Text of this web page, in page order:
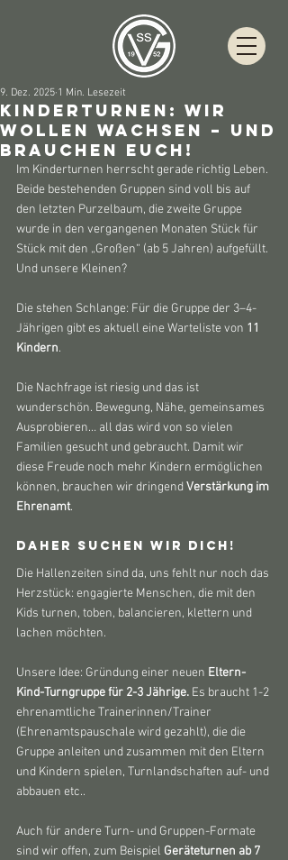
Kinderturnen: Wir
wollen wachsen – und
brauchen euch!
9. Dez. 2025 1 Min. Lesezeit
Im Kinderturnen herrscht gerade richtig Leben.
Beide bestehenden Gruppen sind voll bis auf
den letzten Purzelbaum, die zweite Gruppe
wurde in den vergangenen Monaten Stück für
Stück mit den „Großen“ (ab 5 Jahren) aufgefüllt.
Und unsere Kleinen?
Die stehen Schlange: Für die Gruppe der 3–4-
Jährigen gibt es aktuell eine Warteliste von 11
Kindern.
Die Nachfrage ist riesig und das ist
wunderschön. Bewegung, Nähe, gemeinsames
Ausprobieren… all das wird von so vielen
Familien gesucht und gebraucht. Damit wir
diese Freude noch mehr Kindern ermöglichen
können, brauchen wir dringend Verstärkung im
Ehrenamt.
Daher suchen wir dich!
Die Hallenzeiten sind da, uns fehlt nur noch das
Herzstück: engagierte Menschen, die mit den
Kids turnen, toben, balancieren, klettern und
lachen möchten.
Unsere Idee: Gründung einer neuen Eltern-
Kind-Turngruppe für 2-3 Jährige. Es braucht 1-2
ehrenamtliche Trainerinnen/Trainer
(Ehrenamtspauschale wird gezahlt), die die
Gruppe anleiten und zusammen mit den Eltern
und Kindern spielen, Turnlandschaften auf- und
abbauen etc..
Auch für andere Turn- und Gruppen-Formate
sind wir offen, zum Beispiel Geräteturnen ab 7